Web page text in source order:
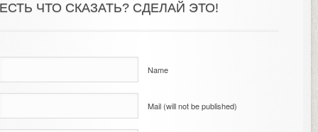
ЧТО СКАЗАТЬ? СДЕЛАЙ ЭТО!
Name
Mail (will not be published)